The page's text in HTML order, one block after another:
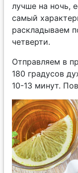
лучше на ночь,
самый
раскладываем
четверти.
Отправляем в
180 градусов
10-13 минут.